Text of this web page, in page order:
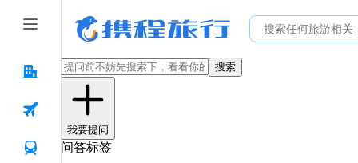
搜索
我要提问
问答标签